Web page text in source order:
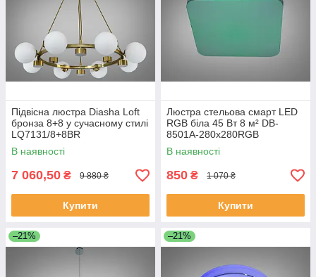
Підвісна люстра Diasha Loft
бронза 8+8 у сучасному стилі
LQ7131/8+8BR
В наявності
7 060,50 ₴ 9 880 ₴
Купити
Люстра стельова смарт LED
RGB біла 45 Вт 8 м² DB-
8501A-280x280RGB
В наявності
850 ₴ 1 070 ₴
Купити
–21% –21%